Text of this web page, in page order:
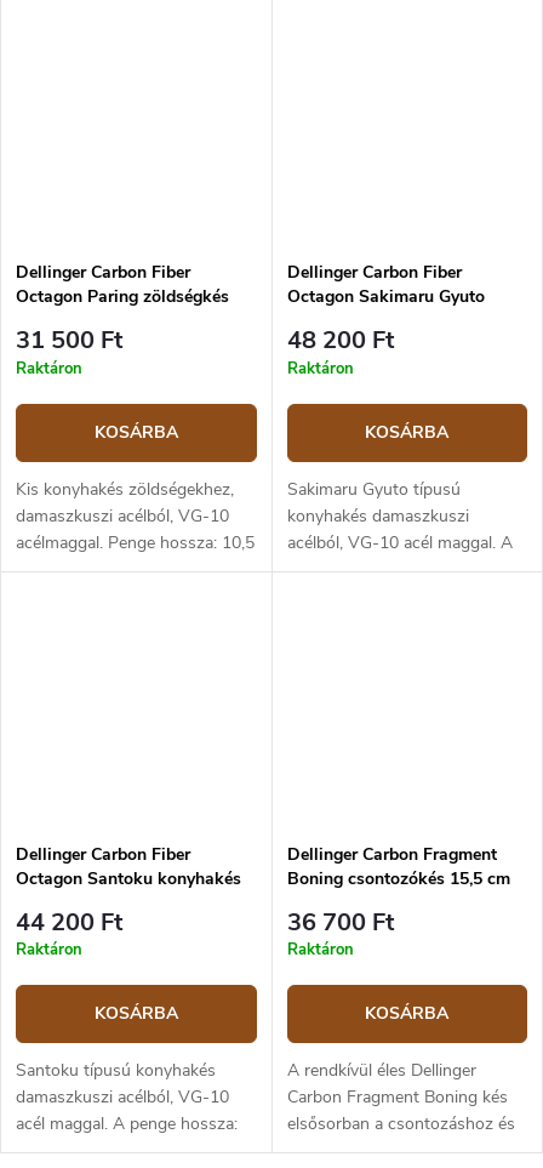
Dellinger Carbon Fiber
Octagon Paring zöldségkés
31 500 Ft
Raktáron
KOSÁRBA
Kis konyhakés zöldségekhez,
damaszkuszi acélból, VG-10
acélmaggal. Penge hossza: 10,5
cm, teljes hossz: 24 cm.
Dellinger Carbon Fiber
Octagon Sakimaru Gyuto
48 200 Ft
Raktáron
KOSÁRBA
Sakimaru Gyuto típusú
konyhakés damaszkuszi
acélból, VG-10 acél maggal. A
penge hossza: 21,5 cm, teljes
Dellinger Carbon Fiber
Octagon Santoku konyhakés
44 200 Ft
Raktáron
KOSÁRBA
Santoku típusú konyhakés
damaszkuszi acélból, VG-10
acél maggal. A penge hossza:
18,5 cm, teljes hossza: 33,5 cm.
Dellinger Carbon Fragment
Boning csontozókés 15,5 cm
36 700 Ft
Raktáron
KOSÁRBA
A rendkívül éles Dellinger
Carbon Fragment Boning kés
elsősorban a csontozáshoz és
a hús gyors megmunkálásához